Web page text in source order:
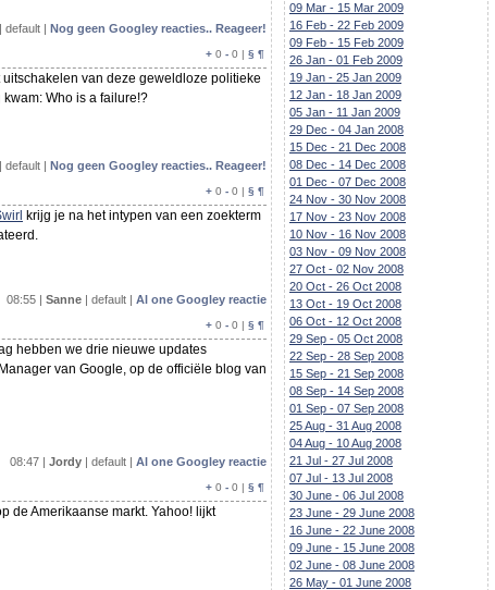
09 Mar - 15 Mar 2009
16 Feb - 22 Feb 2009
09 Feb - 15 Feb 2009
26 Jan - 01 Feb 2009
19 Jan - 25 Jan 2009
12 Jan - 18 Jan 2009
05 Jan - 11 Jan 2009
29 Dec - 04 Jan 2008
15 Dec - 21 Dec 2008
08 Dec - 14 Dec 2008
01 Dec - 07 Dec 2008
24 Nov - 30 Nov 2008
17 Nov - 23 Nov 2008
10 Nov - 16 Nov 2008
03 Nov - 09 Nov 2008
27 Oct - 02 Nov 2008
20 Oct - 26 Oct 2008
13 Oct - 19 Oct 2008
06 Oct - 12 Oct 2008
29 Sep - 05 Oct 2008
22 Sep - 28 Sep 2008
15 Sep - 21 Sep 2008
08 Sep - 14 Sep 2008
01 Sep - 07 Sep 2008
25 Aug - 31 Aug 2008
04 Aug - 10 Aug 2008
21 Jul - 27 Jul 2008
07 Jul - 13 Jul 2008
30 June - 06 Jul 2008
23 June - 29 June 2008
16 June - 22 June 2008
09 June - 15 June 2008
02 June - 08 June 2008
26 May - 01 June 2008
| default | Nog geen Googley reacties.. Reageer!
+ 0 - 0 | § ¶
van deze geweldloze politieke
Who is a failure!?
| default | Nog geen Googley reacties.. Reageer!
+ 0 - 0 | § ¶
krijg je na het intypen van een zoekterm
08:55 | Sanne | default | Al one Googley reactie
+ 0 - 0 | § ¶
hebben we drie nieuwe updates
van Google, op de officiële blog van
08:47 | Jordy | default | Al one Googley reactie
+ 0 - 0 | § ¶
de Amerikaanse markt. Yahoo! lijkt